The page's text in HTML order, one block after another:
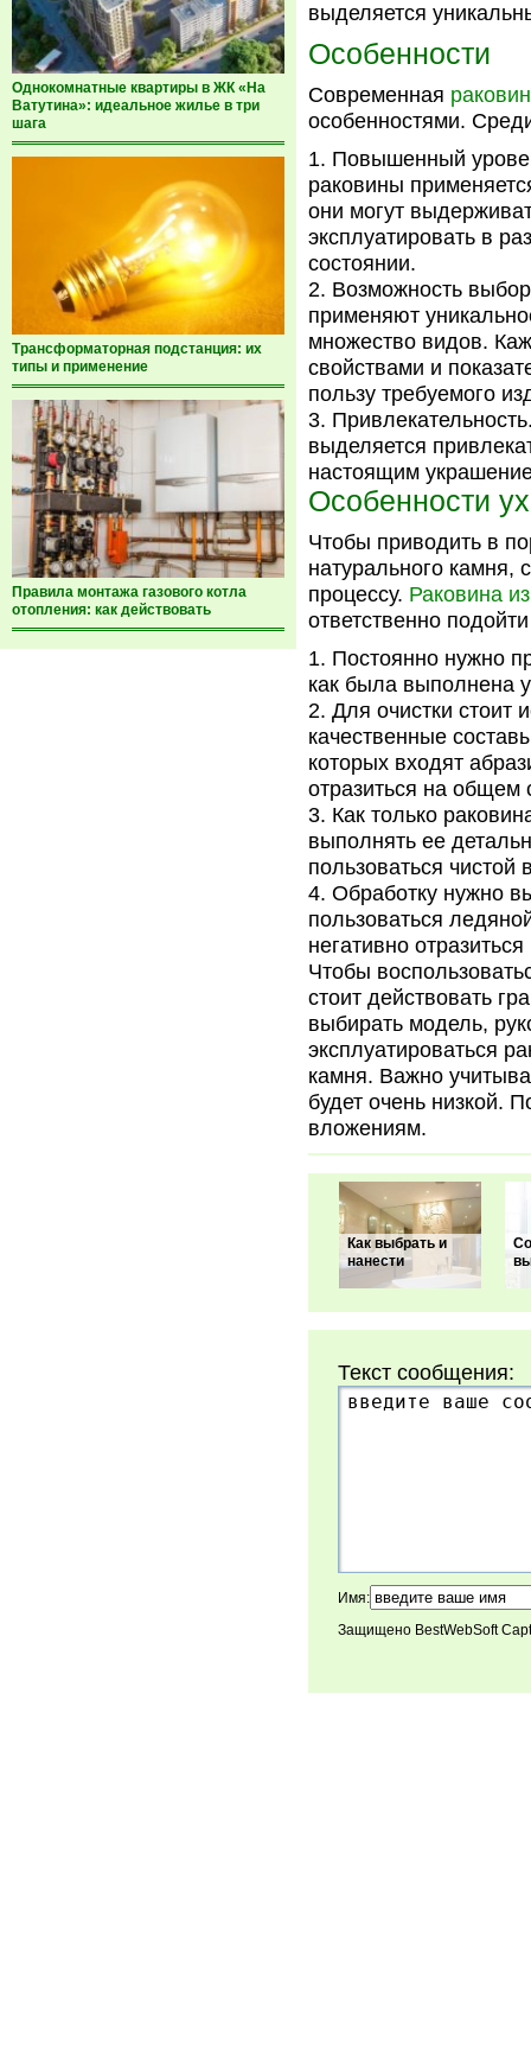
Однокомнатные квартиры в ЖК «На
Ватутина»: идеальное жилье в три
шага
Трансформаторная подстанция: их
типы и применение
Правила монтажа газового котла
отопления: как действовать
выделяется
Особенности
Современная
особенностями.
Повышенный
раковины
они могут
эксплуатировать в
состоянии.
Возможность
применяют
множество видов.
свойствами и
пользу требуемого
выделяется
настоящим
Особенности
Чтобы приводить в
натурального камня,
процессу. Раковина
ответственно
Постоянно нужно
как была выполнена
Для очистки стоит
качественные
которых входят
отразиться на общем
Как только
выполнять ее
пользоваться чистой
Обработку нужно
пользоваться
негативно
Чтобы
стоит действовать
выбирать модель,
эксплуатироваться
камня. Важно
будет очень низкой.
вложениям.
Как выбрать и
нанести
Текст сообщения:
Имя:
Защищено BestWebSoft